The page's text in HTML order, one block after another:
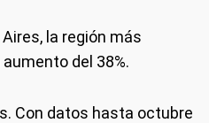
la región más
del 38%.
Con datos hasta octubre